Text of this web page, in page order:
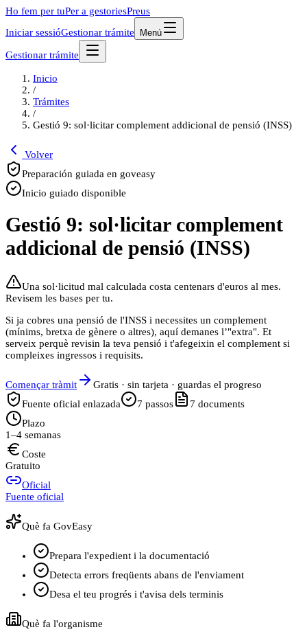
Ho fem per tuPer a gestoriesPreus
Iniciar sessióGestionar trámite Menú
Gestionar trámite
Inicio
/
Trámites
/
Gestió 9: sol·licitar complement addicional de pensió (INSS)
Volver
Preparación guiada en goveasy
Inicio guiado disponible
Gestió 9: sol·licitar complement
addicional de pensió (INSS)
Una sol·licitud mal calculada costa centenars d'euros al mes.
Revisem les bases per tu.
Si ja cobres una pensió de l'INSS i necessites un complement
(mínims, bretxa de gènere o altres), aquí demanes l’"extra". Et
serveix perquè revisin la teva pensió i t'afegeixin el complement si
compleixes ingressos i requisits.
Començar tràmit
Gratis · sin tarjeta · guardas el progreso
Fuente oficial enlazada
7 passos 7 documents
Plazo
1–4 semanas
Coste
Gratuito
Oficial
Fuente oficial
Què fa GovEasy
Prepara l'expedient i la documentació
Detecta errors freqüents abans de l'enviament
Desa el teu progrés i t'avisa dels terminis
Què fa l'organisme